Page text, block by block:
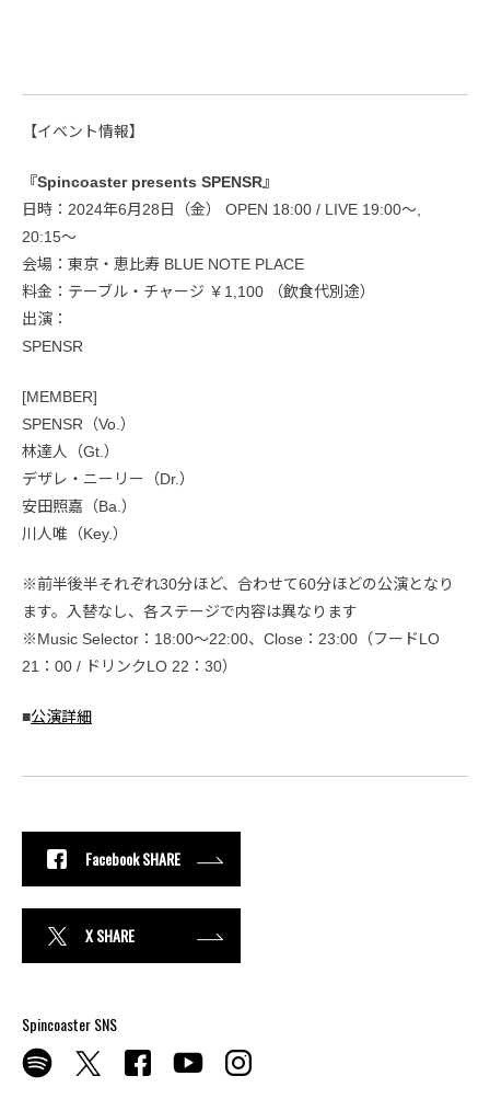
【イベント情報】
『Spincoaster presents SPENSR』
日時：2024年6月28日（金） OPEN 18:00 / LIVE 19:00〜,
20:15〜
会場：東京・恵比寿 BLUE NOTE PLACE
料金：テーブル・チャージ ￥1,100 （飲食代別途）
出演：
SPENSR
[MEMBER]
SPENSR（Vo.）
林達人（Gt.）
デザレ・ニーリー（Dr.）
安田照嘉（Ba.）
川人唯（Key.）
※前半後半それぞれ30分ほど、合わせて60分ほどの公演となり
ます。入替なし、各ステージで内容は異なります
※Music Selector：18:00〜22:00、Close：23:00（フードLO
21：00 / ドリンクLO 22：30）
■公演詳細
Facebook SHARE
X SHARE
Spincoaster SNS